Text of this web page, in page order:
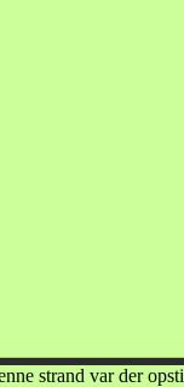
strand var der